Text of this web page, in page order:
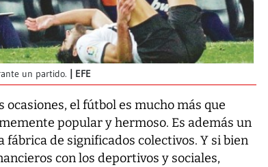
un partido. EFE
ocasiones, el fútbol es mucho más que
popular y hermoso. Es además un
de significados colectivos. Y si bien
con los deportivos y sociales,